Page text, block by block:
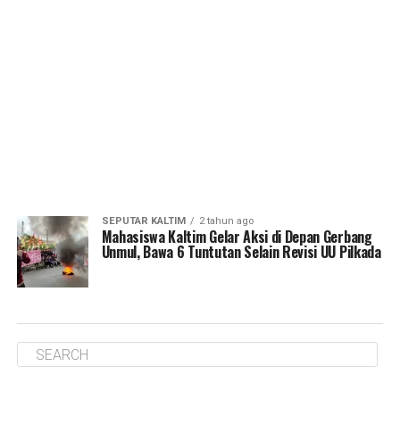
SEPUTAR KALTIM 2 tahun ago
Mahasiswa Kaltim Gelar Aksi di Depan Gerbang
Unmul, Bawa 6 Tuntutan Selain Revisi UU Pilkada